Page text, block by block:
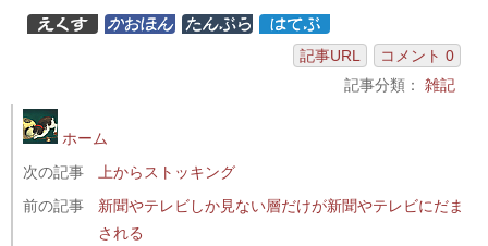
記事URL
コメント 0
記事分類： 雑記
ホーム
次の記事
上からストッキング
前の記事
新聞やテレビしか見ない層だけが新聞やテレビにだま
される